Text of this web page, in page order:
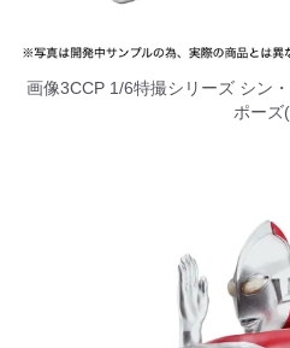
画像3CCP 1/6特撮シリーズ シン
ポーズ